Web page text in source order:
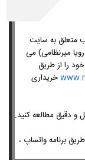
متعلق به سایت
میرنظامی) می
را از طریق
خریداری
و دقیق مطالعه کنید.
برنامه واتساپ ،